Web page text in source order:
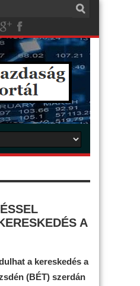
A
a kereskedés a
(BÉT) szerdán